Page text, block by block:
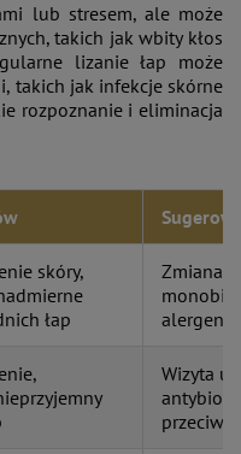
lub stresem, ale może
takich jak wbity kłos
lizanie łap może
takich jak infekcje skórne
rozpoznanie i eliminacja
skóry,
łap
Zmiana
Wizyta u